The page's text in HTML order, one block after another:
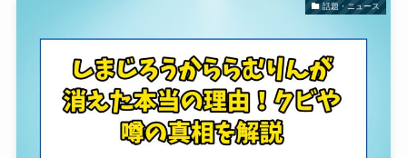
話題・ニュース